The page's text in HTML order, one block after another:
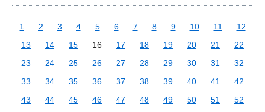
1 2 3 4 5 6 7 8 9 10 11
12
13
14 15 16 17 18 19 20 21
22
23
24 25 26 27 28 29 30 31
32
33
34 35 36 37 38 39 40 41
42
43
44 45 46 47 48 49 50 51
52